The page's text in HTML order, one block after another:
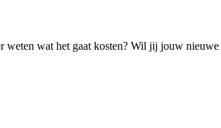
weten wat het gaat kosten? Wil jij jouw nieuwe